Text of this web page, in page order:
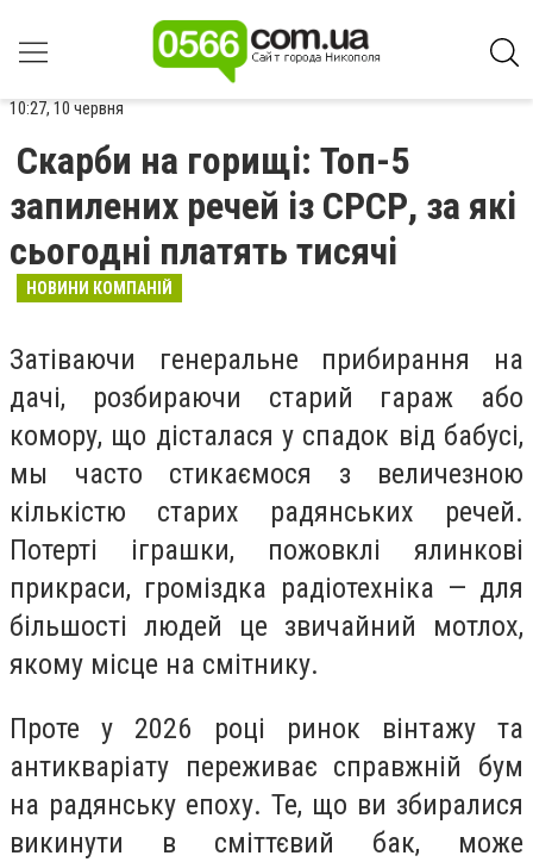
10:27, 10 червня
Скарби на горищі: Топ-5
запилених речей із СРСР, за які
сьогодні платять тисячі
НОВИНИ КОМПАНІЙ
Затіваючи генеральне прибирання на
дачі, розбираючи старий гараж або
комору, що дісталася у спадок від бабусі,
мы часто стикаємося з величезною
кількістю старих радянських речей.
Потерті іграшки, пожовклі ялинкові
прикраси, громіздка радіотехніка — для
більшості людей це звичайний мотлох,
якому місце на смітнику.
Проте у 2026 році ринок вінтажу та
антикваріату переживає справжній бум
на радянську епоху. Те, що ви збиралися
викинути в сміттєвий бак, може